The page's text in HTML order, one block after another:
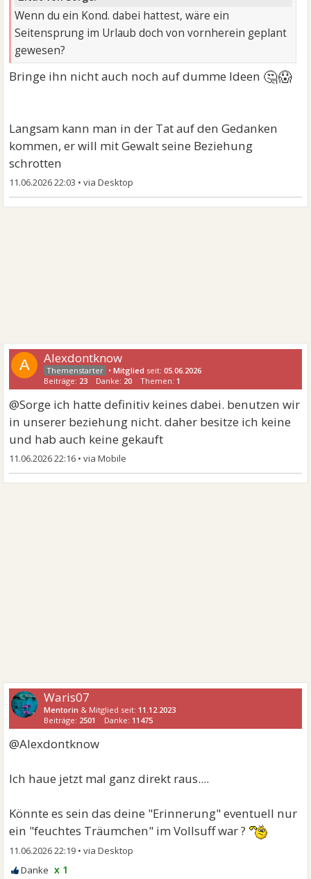
Wenn du ein Kond. dabei hattest, wäre ein
Seitensprung im Urlaub doch von vornherein geplant
gewesen?
Bringe ihn nicht auch noch auf dumme Ideen 🤔😱
Langsam kann man in der Tat auf den Gedanken
kommen, er will mit Gewalt seine Beziehung
schrotten
11.06.2026 22:03 •
A Alexdontknow
•Mitglied seit:05.06.2026
Beiträge: 23 Danke: 20 Themen: 1
@Sorge ich hatte definitiv keines dabei. benutzen wir
in unserer beziehung nicht. daher besitze ich keine
und hab auch keine gekauft
11.06.2026 22:16 •
Waris07
Mentorin & Mitglied seit: 11.12.2023
Beiträge: 2501 Danke: 11475
@Alexdontknow
Ich haue jetzt mal ganz direkt raus....
Könnte es sein das deine "Erinnerung" eventuell nur
ein "feuchtes Träumchen" im Vollsuff war ?
11.06.2026 22:19 •
x 1